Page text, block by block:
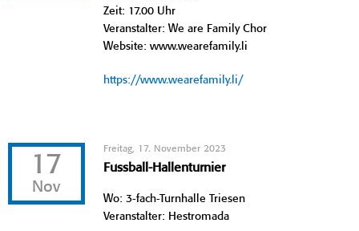
Zeit: 17.00 Uhr
Veranstalter: We are Family Chor
Website: www.wearefamily.li
https://www.wearefamily.li/
17
Nov
Freitag, 17. November 2023
Fussball-Hallenturnier
Wo: 3-fach-Turnhalle Triesen
Veranstalter: Hestromada